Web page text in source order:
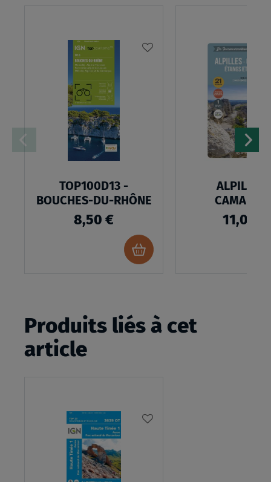
TOP100D13 -
BOUCHES-DU-RHÔNE
8,50 €
Ajouter
au
ALPILLES
11,00 €
Produits liés à cet
article